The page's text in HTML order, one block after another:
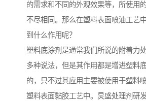
的需求和不同的外观效果等，所使用
不尽相同。那么在塑料表面喷油工艺
到什么作用呢？
塑料底涂剂是通常我们所说的附着力
多种说法，但是其作用都是增进塑料
的，只不过其应用主要被使用于塑料
塑料表面黏胶工艺中。炅盛处理剂研